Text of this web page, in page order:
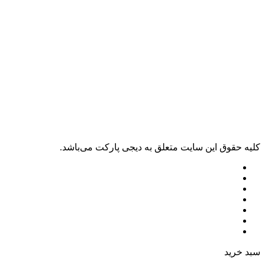
کليه حقوق اين سايت متعلق به دیجی پارکت می‌باشد.
سبد خرید